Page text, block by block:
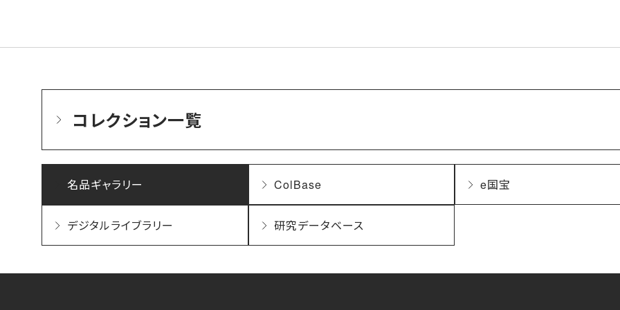
コレクション一覧
名品ギャラリー ColBase e国宝
デジタルライブラリー 研究データベース